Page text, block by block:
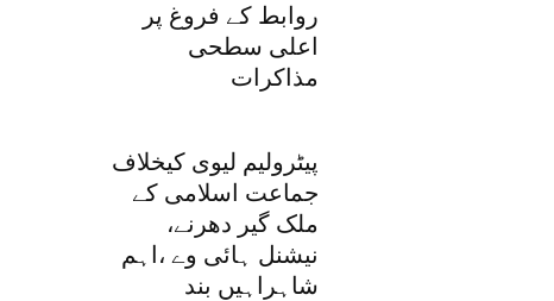
روابط کے فروغ پر
اعلی سطحی
مذاکرات
پیٹرولیم لیوی کیخلاف
جماعت اسلامی کے
ملک گیر دھرنے،
نیشنل ہائی وے ،اہم
شاہراہیں بند